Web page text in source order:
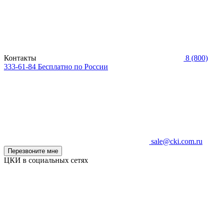
Контакты
8 (800)
333-61-84 Бесплатно по России
sale@cki.com.ru
Перезвоните мне
ЦКИ в социальных сетях